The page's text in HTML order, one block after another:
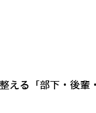
える「部下・後輩